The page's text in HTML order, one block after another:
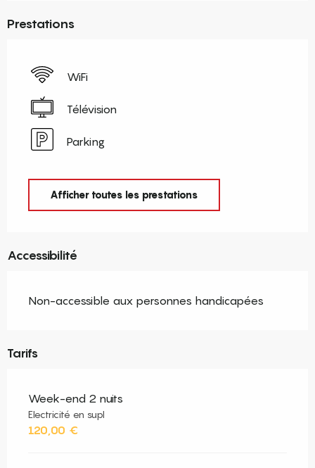
Prestations
WiFi
Télévision
Parking
Afficher toutes les prestations
Accessibilité
Non-accessible aux personnes handicapées
Tarifs
Week-end 2 nuits
Electricité en supl
120,00 €